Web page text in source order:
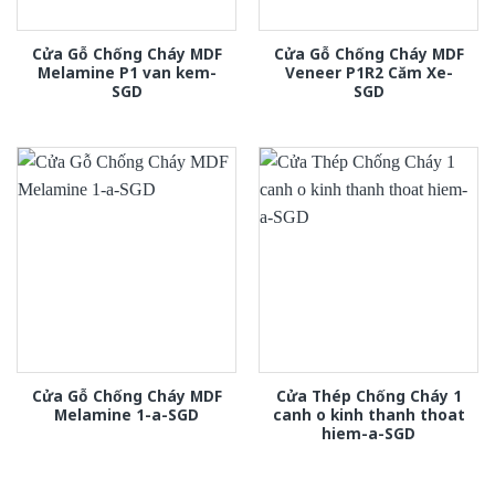
Cửa Gỗ Chống Cháy MDF
Melamine P1 van kem-
SGD
Cửa Gỗ Chống Cháy MDF
Veneer P1R2 Căm Xe-
SGD
Cửa Gỗ Chống Cháy MDF
Melamine 1-a-SGD
Cửa Thép Chống Cháy 1
canh o kinh thanh thoat
hiem-a-SGD